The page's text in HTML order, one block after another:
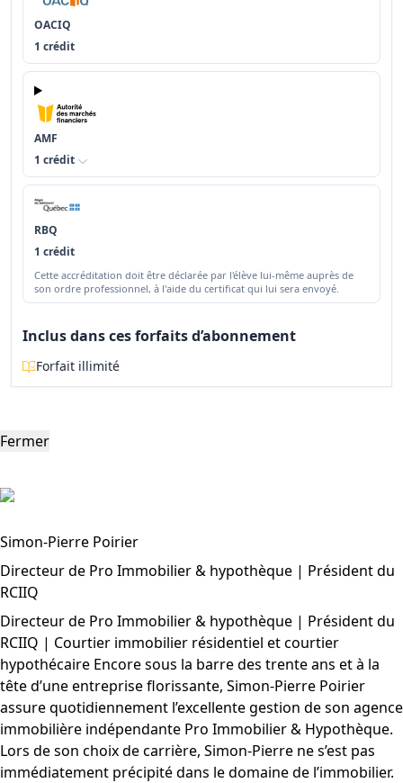
OACIQ
1 crédit
AMF
1 crédit
RBQ
1 crédit
Cette accréditation doit être déclarée par l'élève lui-même auprès de
son ordre professionnel, à l'aide du certificat qui lui sera envoyé.
Inclus dans ces forfaits d’abonnement
Forfait illimité
Fermer
Simon-Pierre Poirier
Directeur de Pro Immobilier & hypothèque | Président du
RCIIQ
Directeur de Pro Immobilier & hypothèque | Président du
RCIIQ | Courtier immobilier résidentiel et courtier
hypothécaire Encore sous la barre des trente ans et à la
tête d’une entreprise florissante, Simon-Pierre Poirier
assure quotidiennement l’excellente gestion de son agence
immobilière indépendante Pro Immobilier & Hypothèque.
Lors de son choix de carrière, Simon-Pierre ne s’est pas
immédiatement précipité dans le domaine de l’immobilier.